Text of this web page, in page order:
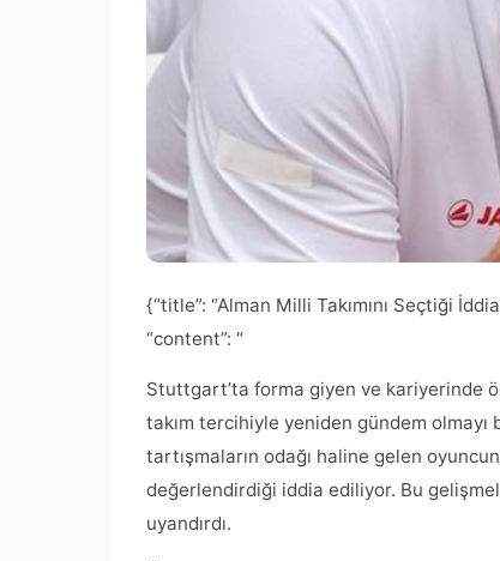
{“title”: “Alman Milli Takımını Seçtiği
“content”: “
Stuttgart’ta forma giyen ve kariyerinde
takım tercihiyle yeniden gündem olmayı
tartışmaların odağı haline gelen
değerlendirdiği iddia ediliyor. Bu
uyandırdı.